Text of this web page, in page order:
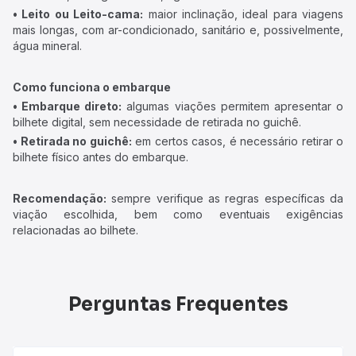
• Leito ou Leito-cama: maior inclinação, ideal para viagens
mais longas, com ar-condicionado, sanitário e, possivelmente,
água mineral.
Como funciona o embarque
• Embarque direto: algumas viações permitem apresentar o
bilhete digital, sem necessidade de retirada no guichê.
• Retirada no guichê: em certos casos, é necessário retirar o
bilhete físico antes do embarque.
Recomendação: sempre verifique as regras específicas da
viação escolhida, bem como eventuais exigências
relacionadas ao bilhete.
Perguntas Frequentes